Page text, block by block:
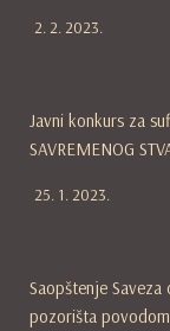
2. 2. 2023.
Javni konkurs za
SAVREMENOG
25. 1. 2023.
Saopštenje
pozorišta